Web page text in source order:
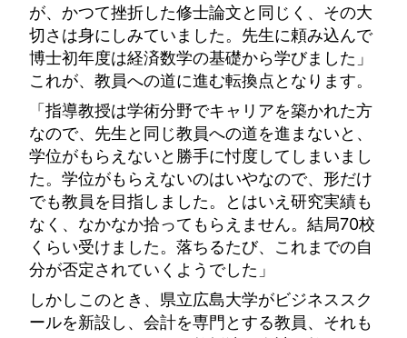
が、かつて挫折した修士論文と同じく、その大
切さは身にしみていました。先生に頼み込んで
博士初年度は経済数学の基礎から学びました」
これが、教員への道に進む転換点となります。
「指導教授は学術分野でキャリアを築かれた方
なので、先生と同じ教員への道を進まないと、
学位がもらえないと勝手に忖度してしまいまし
た。学位がもらえないのはいやなので、形だけ
でも教員を目指しました。とはいえ研究実績も
なく、なかなか拾ってもらえません。結局70校
くらい受けました。落ちるたび、これまでの自
分が否定されていくようでした」
しかしこのとき、県立広島大学がビジネススク
ールを新設し、会計を専門とする教員、それも